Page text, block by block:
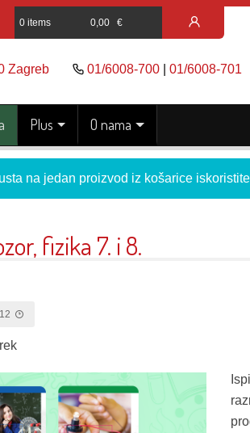
0 items 0,00 €
Zagreb 01/6008-700| 01/6008-701
Plus O nama
na jedan proizvod iz košarice
fizika 7. i 8.